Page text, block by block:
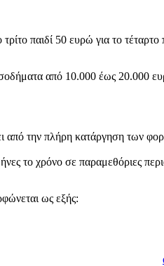
παιδί 50 ευρώ για το τέταρτο
από 10.000 έως 20.000
από την πλήρη κατάργηση των
το χρόνο σε παραμεθόριες
ως εξής: